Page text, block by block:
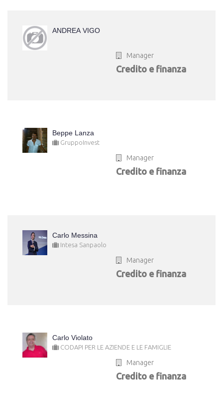
ANDREA VIGO
Manager
Credito e finanza
Beppe Lanza
GruppoInvest
Manager
Credito e finanza
Carlo Messina
Intesa Sanpaolo
Manager
Credito e finanza
Carlo Violato
CODAPI PER LE AZIENDE E LE FAMIGLIE
Manager
Credito e finanza